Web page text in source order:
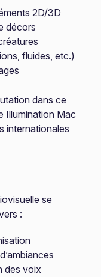
2D/3D
décors
fluides, etc.)
dans ce
Illumination Mac
internationales
se
:
des voix